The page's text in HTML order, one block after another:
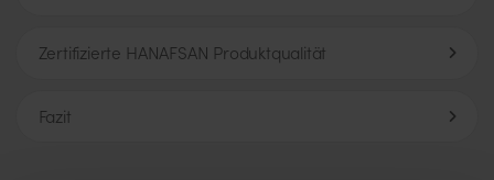
Zertifizierte HANAFSAN Produktqualität
Fazit